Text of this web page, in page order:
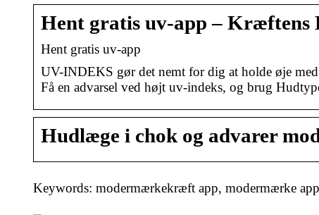
Hent gratis uv-app – Kræftens
Hent gratis uv-app
UV-INDEKS gør det nemt for dig at holde øje
Få en advarsel ved højt uv-indeks, og brug
Hudlæge i chok og advarer
Keywords: modermærkekræft app, modermærke app